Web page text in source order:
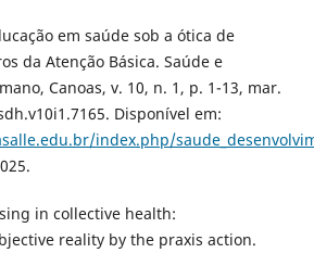
em saúde sob a ótica de
da Atenção Básica. Saúde e
Canoas, v. 10, n. 1, p. 1-13, mar.
Disponível em:
index.php/
in collective health:
reality by the praxis action.